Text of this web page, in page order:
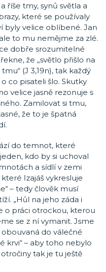
říše tmy, synů světla a
které se používaly
byly velice oblíbené. Jan
to mu nemějme za zlé.
dobře srozumitelné
že „světlo přišlo na
(J 3,19n), tak každý
co pisateli šlo. Skutky
velice jasně rezonuje s
Zamilovat si tmu,
že to je špatná
do temnot, které
kdo by si uchoval
a sídlí v zemi
Izajáš vykresluje
– tedy člověk musí
„Hůl na jeho záda i
o práci otrockou, kterou
se z ní vymanit. Jsme
do válečné
krvi“ – aby toho nebylo
tak je tu ještě